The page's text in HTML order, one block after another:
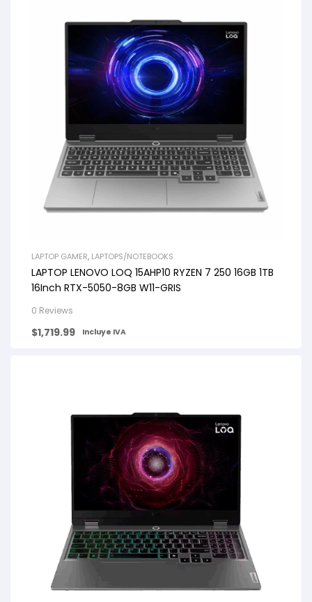
LAPTOP GAMER, LAPTOPS/NOTEBOOKS
LAPTOP LENOVO LOQ 15AHP10 RYZEN 7 250 16GB 1TB
16Inch RTX-5050-8GB W11-GRIS
0 Reviews
$1,719.99 Incluye IVA